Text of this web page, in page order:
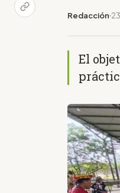
Redacción
El